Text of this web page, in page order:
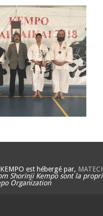
est hébergé par,
Shorinji Kempo sont la
Organization